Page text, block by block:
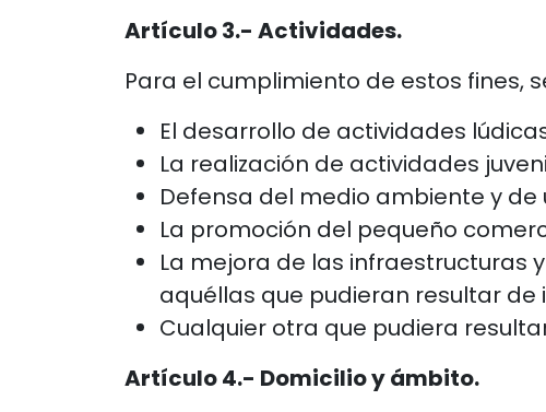
Artículo 3.- Actividades.
Para el cumplimiento de estos fines,
El desarrollo de actividades
La realización de actividades
Defensa del medio ambiente y
La promoción del pequeño
La mejora de las infraestructuras
aquéllas que pudieran resultar de
Cualquier otra que pudiera
Artículo 4.- Domicilio y ámbito.